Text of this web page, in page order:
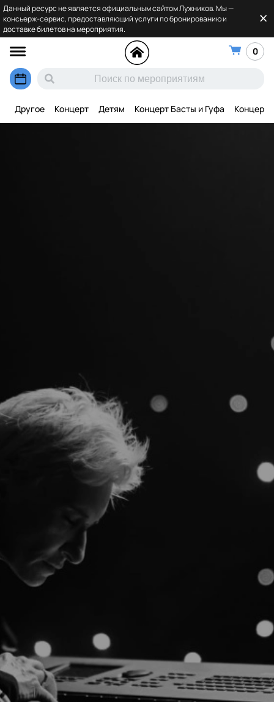
Данный ресурс не является официальным сайтом Лужников. Мы —
консьерж-сервис, предоставляющий услуги по бронированию и
доставке билетов на мероприятия.
0
Другое Концерт Детям Концерт Басты и Гуфа Концерт